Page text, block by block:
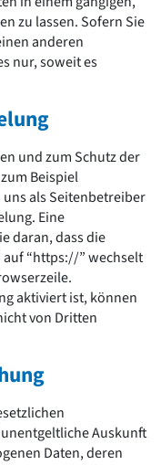
zu lassen. Sofern Sie
anderen
nur, soweit es
und zum Schutz der
Beispiel
als Seitenbetreiber
Eine
daran, dass die
“https://” wechselt
aktiviert ist, können
von Dritten
Auskunft
Daten, deren